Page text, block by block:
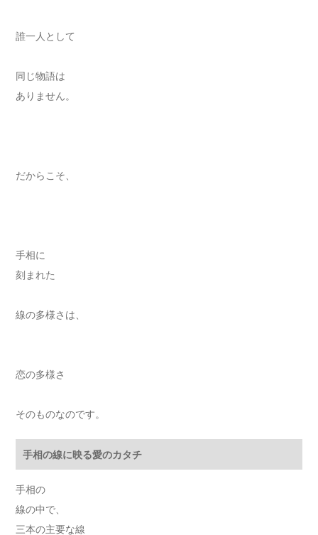
誰一人として
同じ物語は
ありません。
だからこそ、
手相に
刻まれた
線の多様さは、
恋の多様さ
そのものなのです。
手相の線に映る愛のカタチ
手相の
線の中で、
三本の主要な線